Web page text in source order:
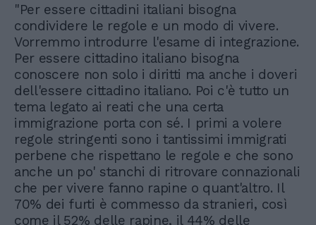
"Per essere cittadini italiani bisogna
condividere le regole e un modo di vivere.
Vorremmo introdurre l'esame di integrazione.
Per essere cittadino italiano bisogna
conoscere non solo i diritti ma anche i doveri
dell'essere cittadino italiano. Poi c'è tutto un
tema legato ai reati che una certa
immigrazione porta con sé. I primi a volere
regole stringenti sono i tantissimi immigrati
perbene che rispettano le regole e che sono
anche un po' stanchi di ritrovare connazionali
che per vivere fanno rapine o quant'altro. Il
70% dei furti è commesso da stranieri, così
come il 52% delle rapine, il 44% delle